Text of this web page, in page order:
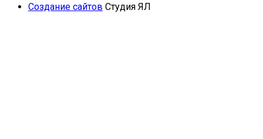
Создание сайтов Студия ЯЛ